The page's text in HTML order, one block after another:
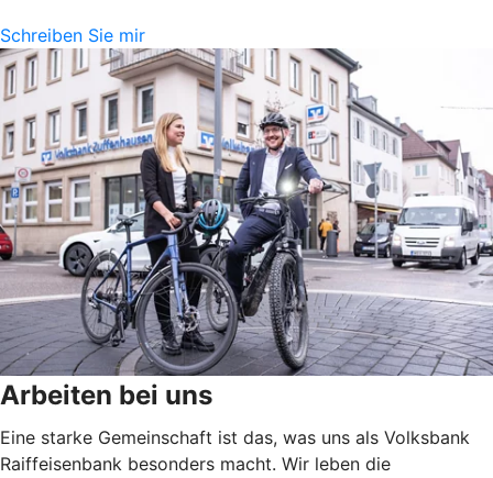
Schreiben Sie mir
Arbeiten bei uns
Eine starke Gemeinschaft ist das, was uns als Volksbank
Raiffeisenbank besonders macht. Wir leben die